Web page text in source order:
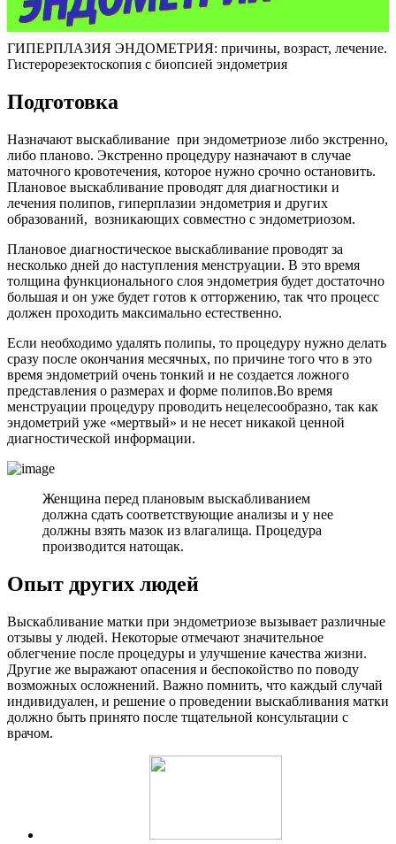
ГИПЕРПЛАЗИЯ ЭНДОМЕТРИЯ: причины, возраст, лечение.
Гистерорезектоскопия с биопсией эндометрия
Подготовка
Назначают выскабливание при эндометриозе либо экстренно,
либо планово. Экстренно процедуру назначают в случае
маточного кровотечения, которое нужно срочно остановить.
Плановое выскабливание проводят для диагностики и
лечения полипов, гиперплазии эндометрия и других
образований, возникающих совместно с эндометриозом.
Плановое диагностическое выскабливание проводят за
несколько дней до наступления менструации. В это время
толщина функционального слоя эндометрия будет достаточно
большая и он уже будет готов к отторжению, так что процесс
должен проходить максимально естественно.
Если необходимо удалять полипы, то процедуру нужно делать
сразу после окончания месячных, по причине того что в это
время эндометрий очень тонкий и не создается ложного
представления о размерах и форме полипов.Во время
менструации процедуру проводить нецелесообразно, так как
эндометрий уже «мертвый» и не несет никакой ценной
диагностической информации.
Женщина перед плановым выскабливанием
должна сдать соответствующие анализы и у нее
должны взять мазок из влагалища. Процедура
производится натощак.
Опыт других людей
Выскабливание матки при эндометриозе вызывает различные
отзывы у людей. Некоторые отмечают значительное
облегчение после процедуры и улучшение качества жизни.
Другие же выражают опасения и беспокойство по поводу
возможных осложнений. Важно помнить, что каждый случай
индивидуален, и решение о проведении выскабливания матки
должно быть принято после тщательной консультации с
врачом.